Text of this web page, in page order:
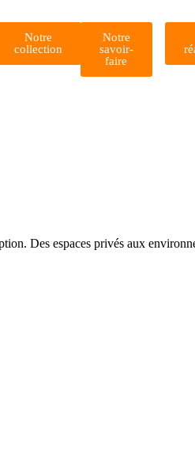
Notre
collection
Notre
savoir-
faire
Des espaces privés aux